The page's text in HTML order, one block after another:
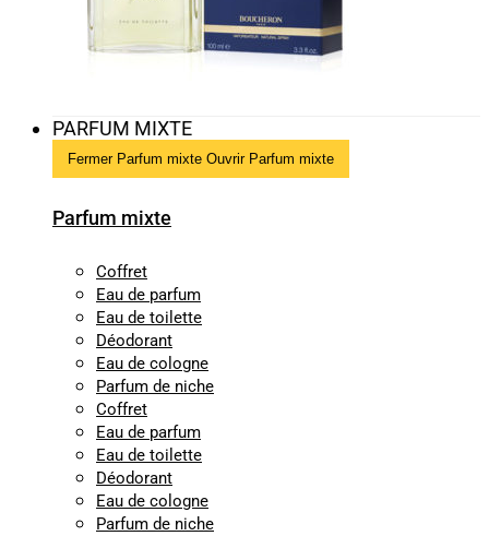
PARFUM MIXTE
Fermer Parfum mixte Ouvrir Parfum mixte
Parfum mixte
Coffret
Eau de parfum
Eau de toilette
Déodorant
Eau de cologne
Parfum de niche
Coffret
Eau de parfum
Eau de toilette
Déodorant
Eau de cologne
Parfum de niche